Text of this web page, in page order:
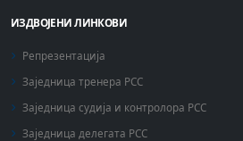
ИЗДВОЈЕНИ ЛИНКОВИ
Репрезентација
Заједница тренера РСС
Заједница судија и контролора РСС
Заједница делегата РСС